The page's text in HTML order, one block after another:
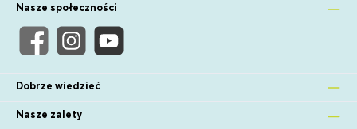
Nasze społeczności
Dobrze wiedzieć
Nasze zalety